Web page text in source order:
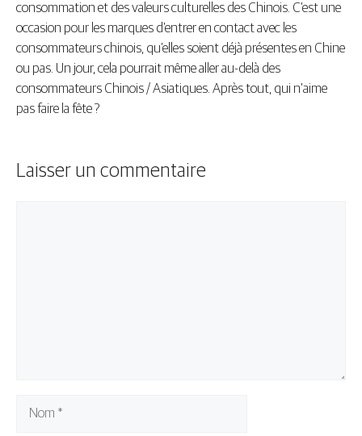
consommation et des valeurs culturelles des Chinois. C’est une
occasion pour les marques d’entrer en contact avec les
consommateurs chinois, qu’elles soient déjà présentes en Chine
ou pas. Un jour, cela pourrait même aller au-delà des
consommateurs Chinois / Asiatiques. Après tout, qui n’aime
pas faire la fête ?
Laisser un commentaire